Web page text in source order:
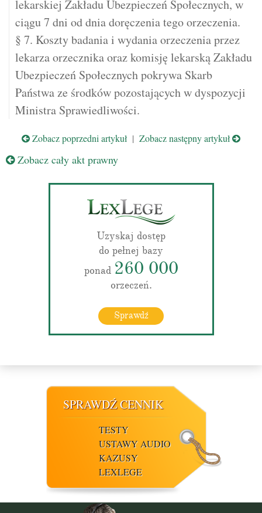
lekarskiej Zakładu Ubezpieczeń Społecznych, w
ciągu 7 dni od dnia doręczenia tego orzeczenia.
§ 7. Koszty badania i wydania orzeczenia przez
lekarza orzecznika oraz komisję lekarską Zakładu
Ubezpieczeń Społecznych pokrywa Skarb
Państwa ze środków pozostających w dyspozycji
Ministra Sprawiedliwości.
Zobacz poprzedni artykuł | Zobacz następny artykuł
Zobacz cały akt prawny
Uzyskaj dostęp
do pełnej bazy
ponad 260 000
orzeczeń.
Sprawdź
SPRAWDŹ CENNIK
TESTY
USTAWY AUDIO
KAZUSY
LEXLEGE